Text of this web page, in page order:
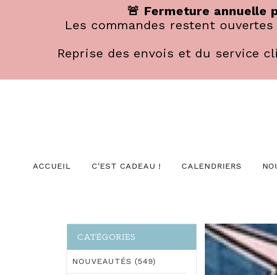
🚨 Fermeture annuelle
Les commandes restent
Reprise des envois et du service
ACCUEIL C'EST CADEAU ! CALENDRIERS
CATÉGORIES
NOUVEAUTÉS (549)